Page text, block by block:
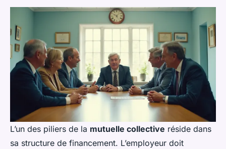
L’un des piliers de la mutuelle collective réside dans
sa structure de financement. L’employeur doit